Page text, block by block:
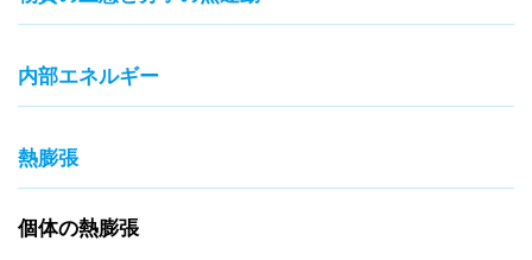
内部エネルギー
熱膨張
個体の熱膨張